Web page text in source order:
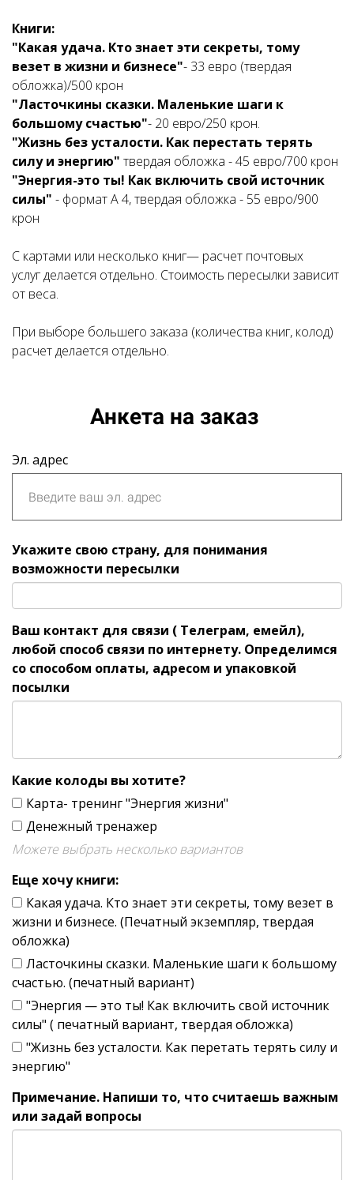
Книги:
"Какая удача. Кто знает эти секреты, тому
везет в жизни и бизнесе"- 33 евро (твердая
обложка)/500 крон
"Ласточкины сказки. Маленькие шаги к
большому счастью"- 20 евро/250 крон.
"Жизнь без усталости. Как перестать терять
силу и энергию" твердая обложка - 45 евро/700 крон
"Энергия-это ты! Как включить свой источник
силы" - формат А 4, твердая обложка - 55 евро/900
крон
С картами или несколько книг— расчет почтовых
услуг делается отдельно. Стоимость пересылки зависит
от веса.
При выборе большего заказа (количества книг, колод)
расчет делается отдельно.
Анкета на заказ
Эл. адрес
Укажите свою страну, для понимания
возможности пересылки
Ваш контакт для связи ( Телеграм, емейл),
любой способ связи по интернету. Определимся
со способом оплаты, адресом и упаковкой
посылки
Какие колоды вы хотите?
Карта- тренинг "Энергия жизни"
Денежный тренажер
Можете выбрать несколько вариантов
Еще хочу книги:
Какая удача. Кто знает эти секреты, тому везет в
жизни и бизнесе. (Печатный экземпляр, твердая
обложка)
Ласточкины сказки. Маленькие шаги к большому
счастью. (печатный вариант)
"Энергия — это ты! Как включить свой источник
силы" ( печатный вариант, твердая обложка)
"Жизнь без усталости. Как перетать терять силу и
энергию"
Примечание. Напиши то, что считаешь важным
или задай вопросы